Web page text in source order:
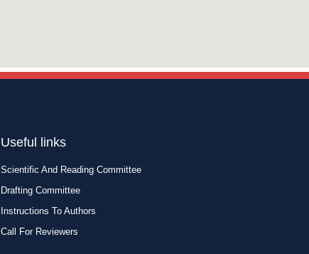
Useful links
Scientific And Reading Committee
Drafting Committee
Instructions To Authors
Call For Reviewers